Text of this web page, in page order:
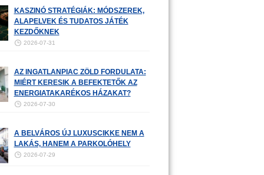
KASZINÓ STRATÉGIÁK: MÓDSZEREK,
ALAPELVEK ÉS TUDATOS JÁTÉK
KEZDŐKNEK
2026-07-31
AZ INGATLANPIAC ZÖLD FORDULATA:
MIÉRT KERESIK A BEFEKTETŐK AZ
ENERGIATAKARÉKOS HÁZAKAT?
2026-07-30
A BELVÁROS ÚJ LUXUSCIKKE NEM A
LAKÁS, HANEM A PARKOLÓHELY
2026-07-29